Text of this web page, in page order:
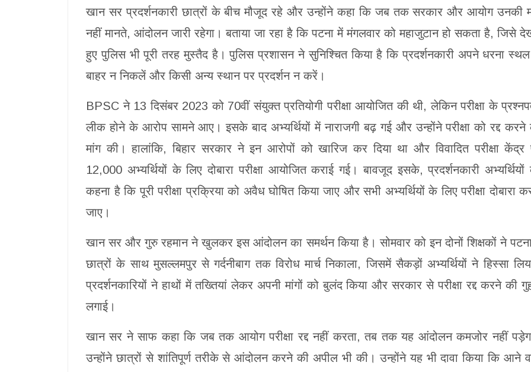
खान सर प्रदर्शनकारी छात्रों के बीच मौजूद रहे और उन्होंने कहा कि जब तक सरकार और आयोग उनकी
नहीं मानते, आंदोलन जारी रहेगा। बताया जा रहा है कि पटना में मंगलवार को महाजुटान हो सकता है, जिसे
हुए पुलिस भी पूरी तरह मुस्तैद है। पुलिस प्रशासन ने सुनिश्चित किया है कि प्रदर्शनकारी अपने धरना
बाहर न निकलें और किसी अन्य स्थान पर प्रदर्शन न करें।
BPSC ने 13 दिसंबर 2023 को 70वीं संयुक्त प्रतियोगी परीक्षा आयोजित की थी, लेकिन परीक्षा के
लीक होने के आरोप सामने आए। इसके बाद अभ्यर्थियों में नाराजगी बढ़ गई और उन्होंने परीक्षा को रद्द करने
मांग की। हालांकि, बिहार सरकार ने इन आरोपों को खारिज कर दिया था और विवादित परीक्षा केंद्र
12,000 अभ्यर्थियों के लिए दोबारा परीक्षा आयोजित कराई गई। बावजूद इसके, प्रदर्शनकारी अभ्यर्थियों
कहना है कि पूरी परीक्षा प्रक्रिया को अवैध घोषित किया जाए और सभी अभ्यर्थियों के लिए परीक्षा दोबारा
जाए।
खान सर और गुरु रहमान ने खुलकर इस आंदोलन का समर्थन किया है। सोमवार को इन दोनों शिक्षकों ने
छात्रों के साथ मुसल्लमपुर से गर्दनीबाग तक विरोध मार्च निकाला, जिसमें सैकड़ों अभ्यर्थियों ने हिस्सा
प्रदर्शनकारियों ने हाथों में तख्तियां लेकर अपनी मांगों को बुलंद किया और सरकार से परीक्षा रद्द करने की
लगाई।
खान सर ने साफ कहा कि जब तक आयोग परीक्षा रद्द नहीं करता, तब तक यह आंदोलन कमजोर नहीं
उन्होंने छात्रों से शांतिपूर्ण तरीके से आंदोलन करने की अपील भी की। उन्होंने यह भी दावा किया कि आने